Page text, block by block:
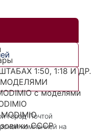
1:50, 1:18 И ДР.
с моделями
СССР
город Почтой
компанией на